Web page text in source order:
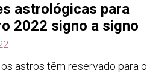
astrológicas para
2022 signo a signo
astros têm reservado para o